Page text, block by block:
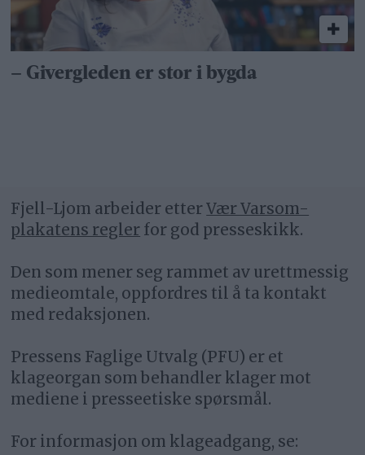
– Givergleden er stor i bygda
Fjell-Ljom arbeider etterVær Varsom-
plakatens regler for god presseskikk.
Den som mener seg rammet av urettmessig
medieomtale, oppfordres til å ta kontakt
med redaksjonen.
Pressens Faglige Utvalg (PFU) er et
klageorgan som behandler klager mot
mediene i presseetiske spørsmål.
For informasjon om klageadgang, se: